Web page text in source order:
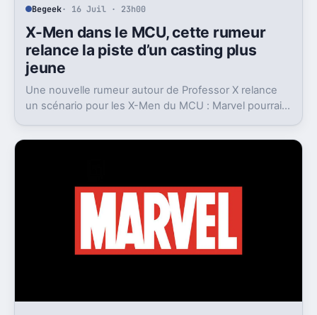
Begeek· 16 Juil · 23h00
X-Men dans le MCU, cette rumeur
relance la piste d’un casting plus
jeune
Une nouvelle rumeur autour de Professor X relance
un scénario pour les X-Men du MCU : Marvel pourrait